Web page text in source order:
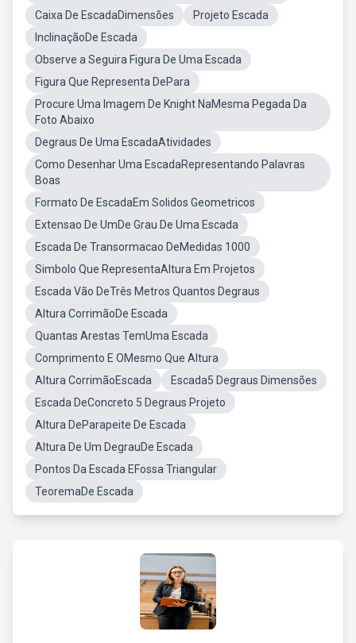
Caixa De EscadaDimensões
Projeto Escada
InclinaçãoDe Escada
Observe a Seguira Figura De Uma Escada
Figura Que Representa DePara
Procure Uma Imagem De Knight NaMesma Pegada Da
Foto Abaixo
Degraus De Uma EscadaAtividades
Como Desenhar Uma EscadaRepresentando Palavras
Boas
Formato De EscadaEm Solidos Geometricos
Extensao De UmDe Grau De Uma Escada
Escada De Transormacao DeMedidas 1000
Simbolo Que RepresentaAltura Em Projetos
Escada Vão DeTrês Metros Quantos Degraus
Altura CorrimãoDe Escada
Quantas Arestas TemUma Escada
Comprimento E OMesmo Que Altura
Altura CorrimãoEscada
Escada5 Degraus Dimensões
Escada DeConcreto 5 Degraus Projeto
Altura DeParapeite De Escada
Altura De Um DegrauDe Escada
Pontos Da Escada EFossa Triangular
TeoremaDe Escada